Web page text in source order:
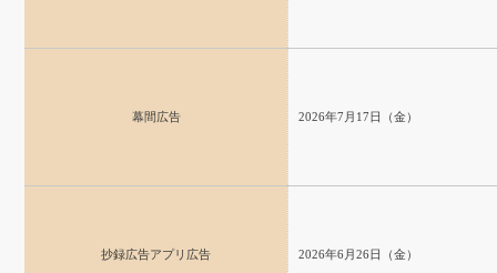
幕間広告 2026年7月17日（金）
抄録広告アプリ広告 2026年6月26日（金）